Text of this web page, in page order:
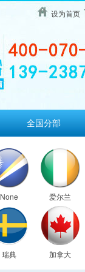
设为首页
全国分部
None 爱尔兰
瑞典 加拿大